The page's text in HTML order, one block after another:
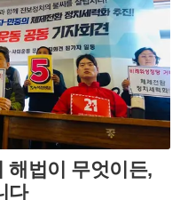
해법이 무엇이든,
다